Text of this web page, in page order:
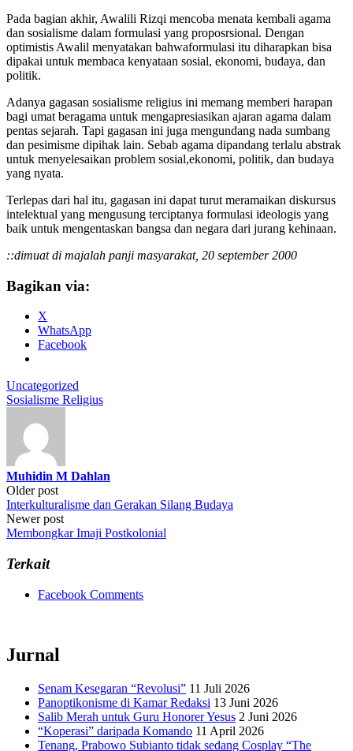
Pada bagian akhir, Awalili Rizqi mencoba menata kembali agama
dan sosialisme dalam formulasi yang proposrsional. Dengan
optimistis Awalil menyatakan bahwaformulasi itu diharapkan bisa
dipakai untuk membaca kenyataan sosial, ekonomi, budaya, dan
politik.
Adanya gagasan sosialisme religius ini memang memberi harapan
bagi umat beragama untuk mengapresiasikan ajaran agama dalam
pentas sejarah. Tapi gagasan ini juga mengundang nada sumbang
dan pesimisme dipihak lain. Sebab agama dipandang terlalu abstrak
untuk menyelesaikan problem sosial,ekonomi, politik, dan budaya
yang nyata.
Terlepas dari hal itu, gagasan ini dapat turut meramaikan diskursus
intelektual yang mengusung terciptanya formulasi ideologis yang
baik untuk mengentaskan bangsa dan negara dari jurang kehinaan.
::dimuat di majalah panji masyarakat, 20 september 2000
Bagikan via:
X
WhatsApp
Facebook
Uncategorized
Sosialisme Religius
Muhidin M Dahlan
Post
navigation
Older post
Interkulturalisme dan Gerakan Silang Budaya
Newer post
Membongkar Imaji Postkolonial
Terkait
Facebook Comments
Jurnal
Senam Kesegaran “Revolusi” 11 Juli 2026
Panoptikonisme di Kamar Redaksi 13 Juni 2026
Salib Merah untuk Guru Honorer Yesus 2 Juni 2026
“Koperasi” daripada Komando 11 April 2026
Tenang, Prabowo Subianto tidak sedang Cosplay “The